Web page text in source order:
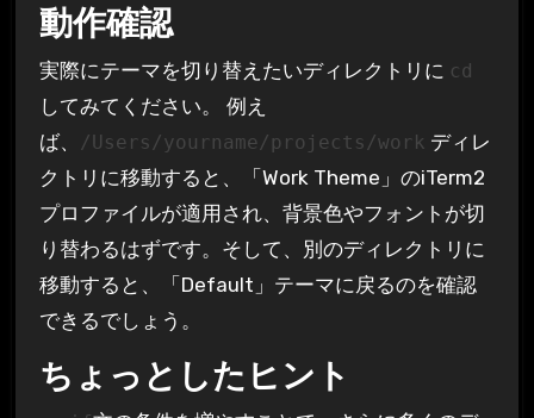
動作確認
実際にテーマを切り替えたいディレクトリに cd
してみてください。 例え
ば、
/Users/yourname/projects/work ディレ
クトリに移動すると、「Work Theme」のiTerm2
プロファイルが適用され、背景色やフォントが切
り替わるはずです。そして、別のディレクトリに
移動すると、「Default」テーマに戻るのを確認
できるでしょう。
ちょっとしたヒント